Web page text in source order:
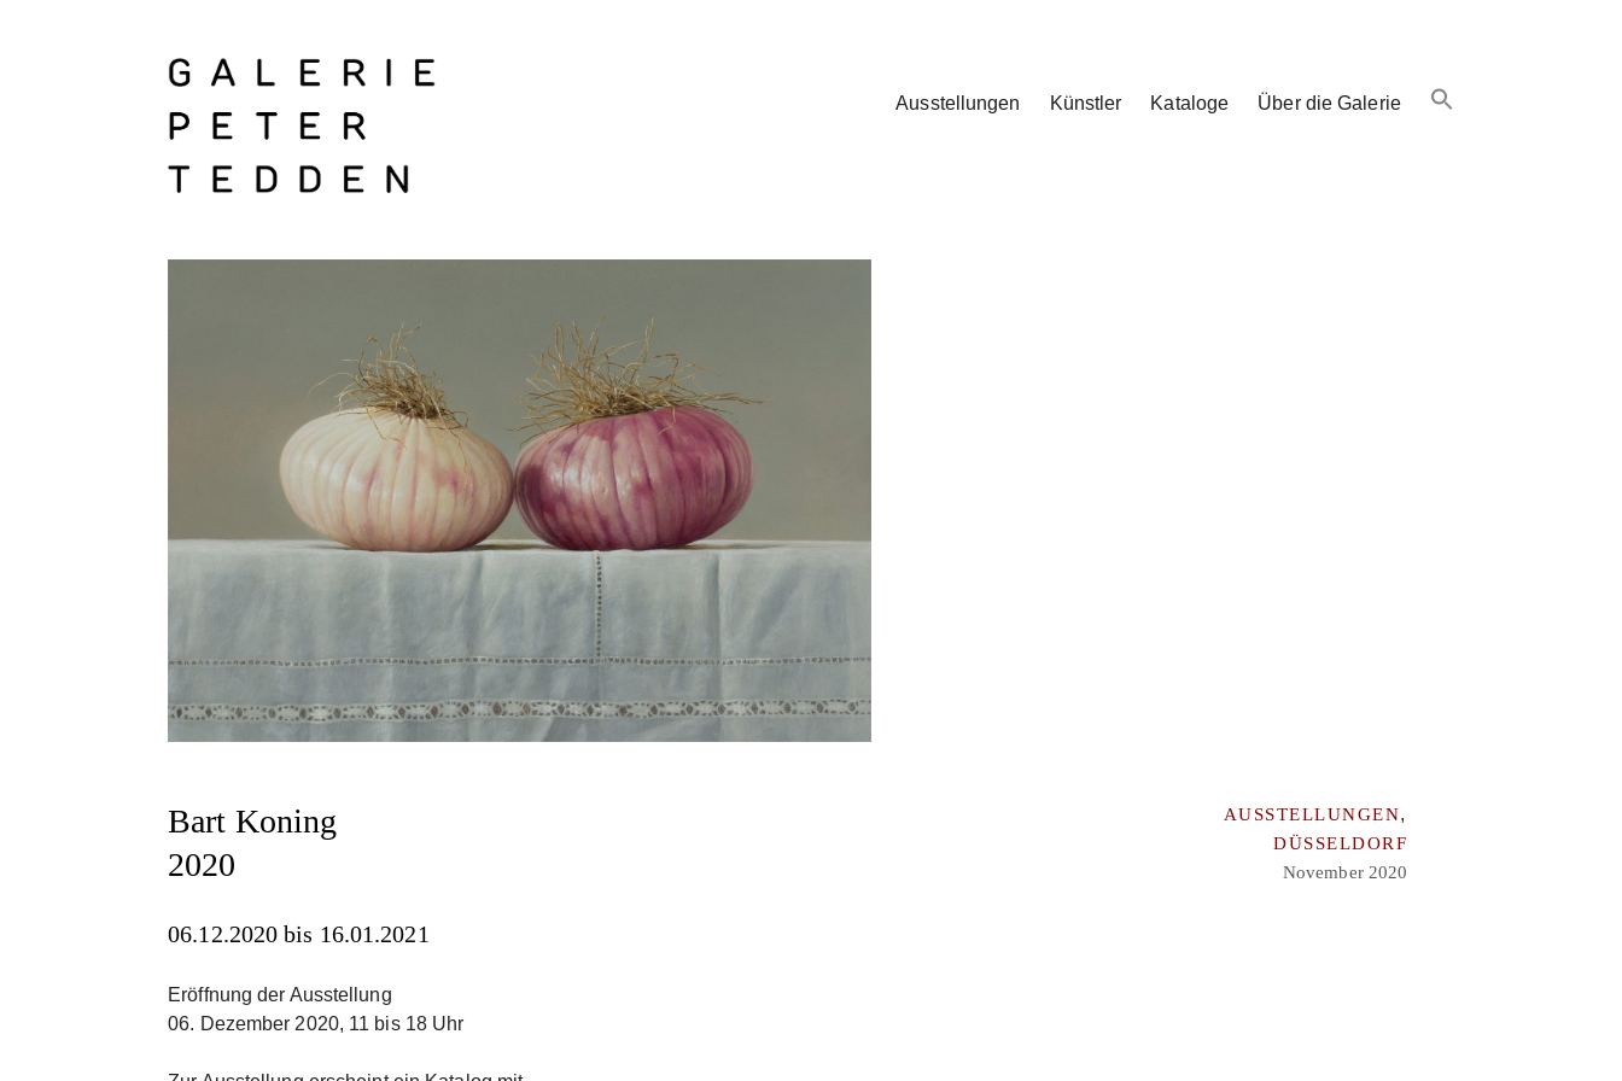
springen
Peter
Ausstellungen Künstler Kataloge Über die Galerie
Bart Koning
2020
AUSSTELLUNGEN,
DÜSSELDORF
November 2020
06.12.2020 bis 16.01.2021
Eröffnung der Ausstellung
06. Dezember 2020, 11 bis 18 Uhr